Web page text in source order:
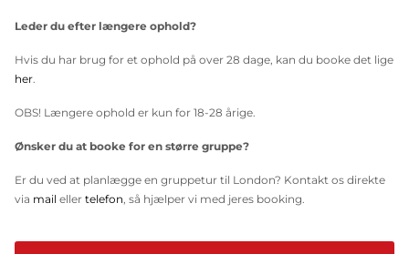
Leder du efter længere ophold?
Hvis du har brug for et ophold på over 28 dage, kan du booke det lige
her
OBS! Længere ophold er kun for 18-28 årige.
Ønsker du at booke for en større gruppe?
Er du ved at planlægge en gruppetur til London? Kontakt os direkte
via mail eller telefon , så hjælper vi med jeres booking.